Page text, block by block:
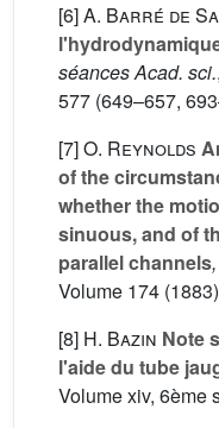
[6]A. Barré de
séances Acad. sci.
577 (649–657,
[7]O. Reynolds
of the
whether the
sinuous, and of
parallel channels
Volume 174
[8] H. Bazin Note
l'aide du tube
Volume xiv, 6ème